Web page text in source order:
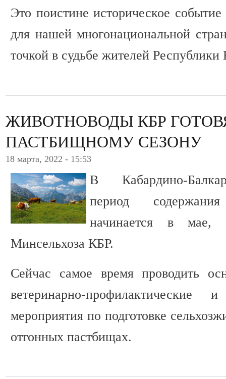
Это поистине историческое
для нашей многонациональной
точкой в судьбе жителей
ЖИВОТНОВОДЫ КБР
ПАСТБИЩНОМУ СЕЗОНУ
18 марта, 2022 - 15:53
В Кабардино-
период
начинается в мае,
Минсельхоза КБР.
Сейчас самое время проводить
ветеринарно-профилактические и
мероприятия по подготовке
отгонных пастбищах.